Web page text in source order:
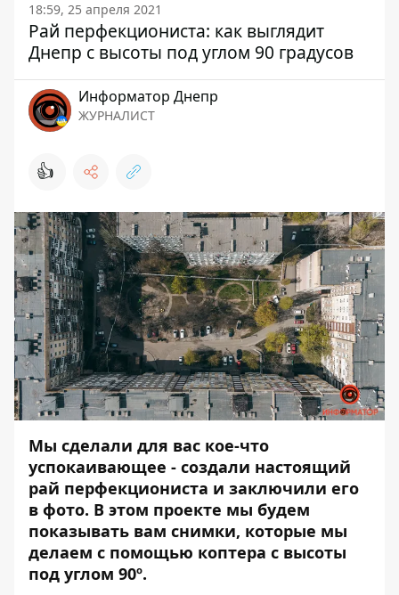
18:59, 25 апреля 2021
Рай перфекциониста: как выглядит
Днепр с высоты под углом 90 градусов
Информатор Днепр
ЖУРНАЛИСТ
👍
Мы сделали для вас кое-что
успокаивающее - создали настоящий
рай перфекциониста и заключили его
в фото. В этом проекте мы будем
показывать вам снимки, которые мы
делаем с помощью коптера с высоты
под углом 90º.